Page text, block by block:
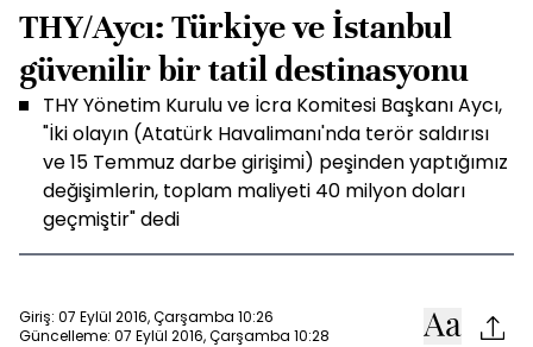
THY/Aycı: Türkiye ve İstanbul
güvenilir bir tatil destinasyonu
THY Yönetim Kurulu ve İcra Komitesi Başkanı Aycı,
"İki olayın (Atatürk Havalimanı'nda terör saldırısı
ve 15 Temmuz darbe girişimi) peşinden yaptığımız
değişimlerin, toplam maliyeti 40 milyon doları
geçmiştir" dedi
Giriş: 07 Eylül 2016, Çarşamba 10:26
Güncelleme: 07 Eylül 2016, Çarşamba 10:28